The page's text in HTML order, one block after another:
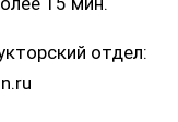
отдел: